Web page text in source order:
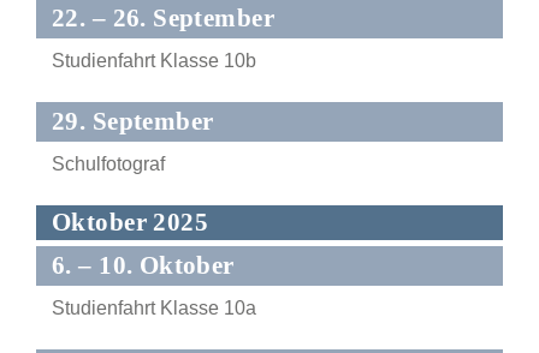
22. – 26. September
Studienfahrt Klasse 10b
29. September
Schulfotograf
Oktober 2025
6. – 10. Oktober
Studienfahrt Klasse 10a